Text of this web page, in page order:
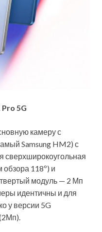
5G
камеру с
Samsung HM2) с
сверхширокоугольная
обзора 118º) и
модуль — 2 Мп
идентичны и для
у версии 5G